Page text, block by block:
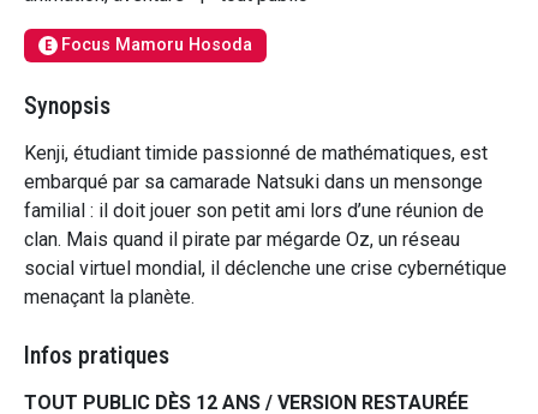
E Focus Mamoru Hosoda
Synopsis
Kenji, étudiant timide passionné de mathématiques, est
embarqué par sa camarade Natsuki dans un mensonge
familial : il doit jouer son petit ami lors d’une réunion de
clan. Mais quand il pirate par mégarde Oz, un réseau
social virtuel mondial, il déclenche une crise cybernétique
menaçant la planète.
Infos pratiques
TOUT PUBLIC DÈS 12 ANS / VERSION RESTAURÉE